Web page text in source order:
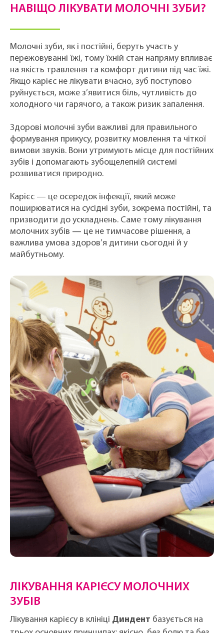
НАВІЩО ЛІКУВАТИ МОЛОЧНІ ЗУБИ?
Молочні зуби, як і постійні, беруть участь у
пережовуванні їжі, тому їхній стан напряму впливає
на якість травлення та комфорт дитини під час їжі.
Якщо карієс не лікувати вчасно, зуб поступово
руйнується, може з’явитися біль, чутливість до
холодного чи гарячого, а також ризик запалення.
Здорові молочні зуби важливі для правильного
формування прикусу, розвитку мовлення та чіткої
вимови звуків. Вони утримують місце для постійних
зубів і допомагають зубощелепній системі
розвиватися природно.
Карієс — це осередок інфекції, який може
поширюватися на сусідні зуби, зокрема постійні, та
призводити до ускладнень. Саме тому лікування
молочних зубів — це не тимчасове рішення, а
важлива умова здоров’я дитини сьогодні й у
майбутньому.
ЛІКУВАННЯ КАРІЄСУ МОЛОЧНИХ
ЗУБІВ
Лікування карієсу в клініці Диндент базується на